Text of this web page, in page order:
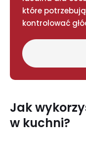
które
kontrolować
Jak
w kuchni?